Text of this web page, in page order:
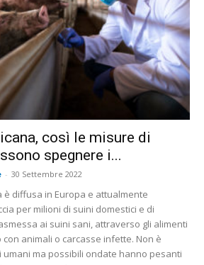
così le misure di
spegnere i...
- 30 Settembre 2022
è diffusa in Europa e attualmente
per milioni di suini domestici e di
ai suini sani, attraverso gli alimenti
animali o carcasse infette. Non è
ma possibili ondate hanno pesanti